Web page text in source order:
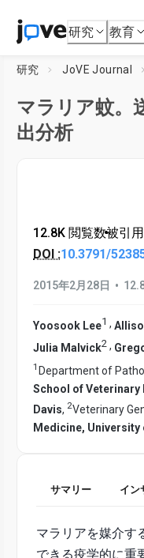
研究 教育
研究 JoVE Journal
マラリア蚊。
出分析
12.8K 閲覧数•被引
DOI :10.3791/
2015年2月28日 •
Yoosook Lee1 ,
Julia Malvick2 ,
1 Department of
School of
Davis, 2Veterinary
Medicine,
サマリー イン
マラリアを媒介す
できる疫学的に重